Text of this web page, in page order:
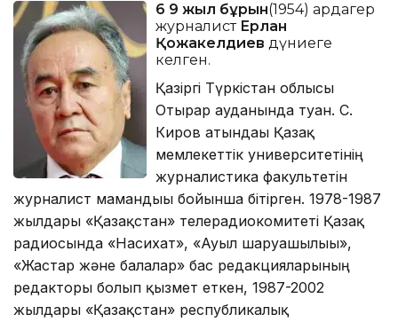
6 9 жыл бұрын(1954) ардагер
журналист Ерлан
Қожакелдиев дүниеге
келген.
Қазіргі Түркістан облысы
Отырар ауданында туған. С.
Киров атындағы Қазақ
мемлекеттік университетінің
журналистика факультетін
журналист мамандығы бойынша бітірген. 1978-1987
жылдары «Қазақстан» телерадиокомитеті Қазақ
радиосында «Насихат», «Ауыл шаруашылығы»,
«Жастар және балалар» бас редакцияларының
редакторы болып қызмет еткен, 1987-2002
жылдары «Қазақстан» республикалық